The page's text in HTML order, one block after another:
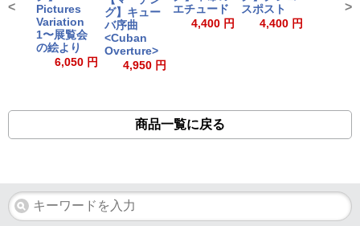
Pictures
Variation
1〜展覧会
の絵より
6,050 円
グ】キュー
バ序曲
<Cuban
Overture>
4,950 円
エチュード
4,400 円
スポスト
4,400 円
< >
商品一覧に戻る